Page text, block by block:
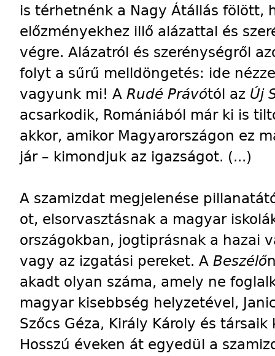
is térhetnénk a Nagy Átállás fölött,
előzményekhez illő alázattal és
végre. Alázatról és szerénységről
folyt a sűrű melldöngetés: ide
vagyunk mi! A Rudé Právótól az Új
acsarkodik, Romániából már ki is
akkor, amikor Magyarországon ez
jár – kimondjuk az igazságot. (...)
A szamizdat megjelenése
ot, elsorvasztásnak a magyar
országokban, jogtiprásnak a hazai
vagy az izgatási pereket. A Beszélő
akadt olyan száma, amely ne
magyar kisebbség helyzetével,
Szőcs Géza, Király Károly és
Hosszú éveken át egyedül a